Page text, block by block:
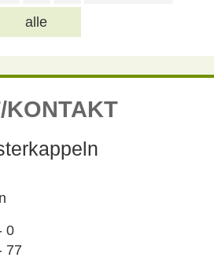
alle
KONTAKT
0
77